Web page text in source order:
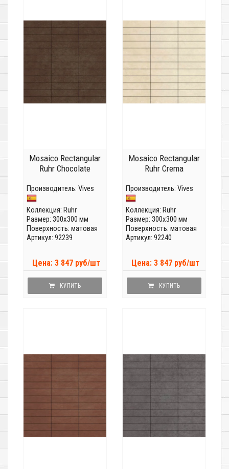
Mosaico Rectangular
Ruhr Chocolate
Производитель: Vives
Коллекция: Ruhr
Размер: 300x300 мм
Поверхность: матовая
Артикул: 92239
Цена: 3 847 руб/шт
КУПИТЬ
Mosaico Rectangular
Ruhr Crema
Производитель: Vives
Коллекция: Ruhr
Размер: 300x300 мм
Поверхность: матовая
Артикул: 92240
Цена: 3 847 руб/шт
КУПИТЬ